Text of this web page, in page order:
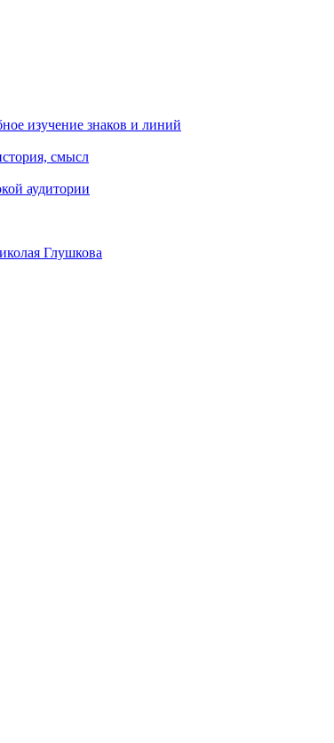
изучение знаков и линий
смысл
аудитории
Глушкова